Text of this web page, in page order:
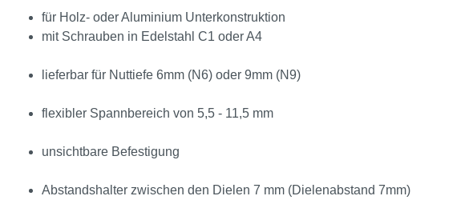
für Holz- oder Aluminium Unterkonstruktion
mit Schrauben in Edelstahl C1 oder A4
lieferbar für Nuttiefe 6mm (N6) oder 9mm (N9)
flexibler Spannbereich von 5,5 - 11,5 mm
unsichtbare Befestigung
Abstandshalter zwischen den Dielen 7 mm (Dielenabstand 7mm)